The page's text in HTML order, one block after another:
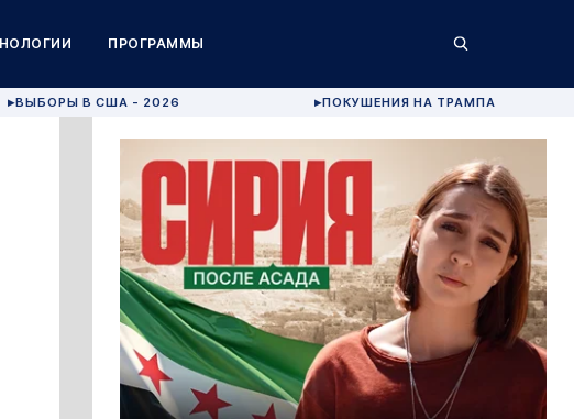
ПРОГРАММЫ
▶ВЫБОРЫ В США - 2026 ▶ПОКУШЕНИЯ НА ТРАМПА